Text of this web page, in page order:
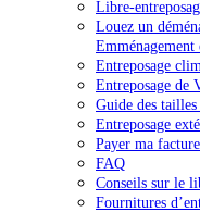
Libre-
Louez un
Entreposage
Entreposage de
Guide des
Entreposage
Payer ma
FAQ
Conseils sur le
Fournitures